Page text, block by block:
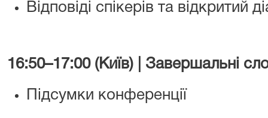
Відповіді спікерів та відкритий
16:50–17:00 (Київ) | Завершальні
Підсумки конференції